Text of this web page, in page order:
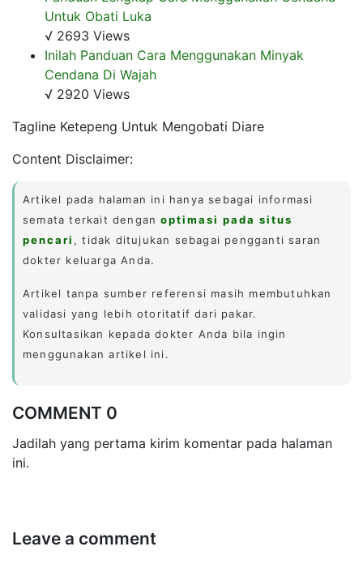
Untuk Obati Luka
√ 2693 Views
Inilah Panduan Cara Menggunakan Minyak
Cendana Di Wajah
√ 2920 Views
Tagline Ketepeng Untuk Mengobati Diare
Content Disclaimer:
Artikel pada halaman ini hanya sebagai informasi
semata terkait denganoptimasi pada situs
pencari , tidak ditujukan sebagai pengganti saran
dokter keluarga Anda.
Artikel tanpa sumber referensi masih membutuhkan
validasi yang lebih otoritatif dari pakar.
Konsultasikan kepada dokter Anda bila ingin
menggunakan artikel ini.
COMMENT 0
Jadilah yang pertama kirim komentar pada halaman
ini.
Leave a comment